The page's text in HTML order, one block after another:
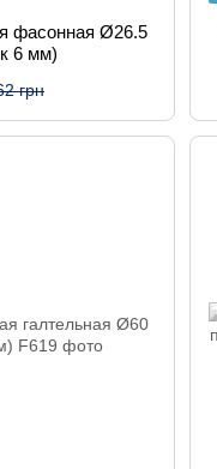
фасонная Ø26.5
6 мм)
грн